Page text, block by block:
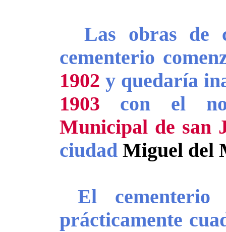
Las obras de
cementerio
1902 y quedaría
1903 con el
Municipal de san
ciudad Miguel del
El
prácticamente